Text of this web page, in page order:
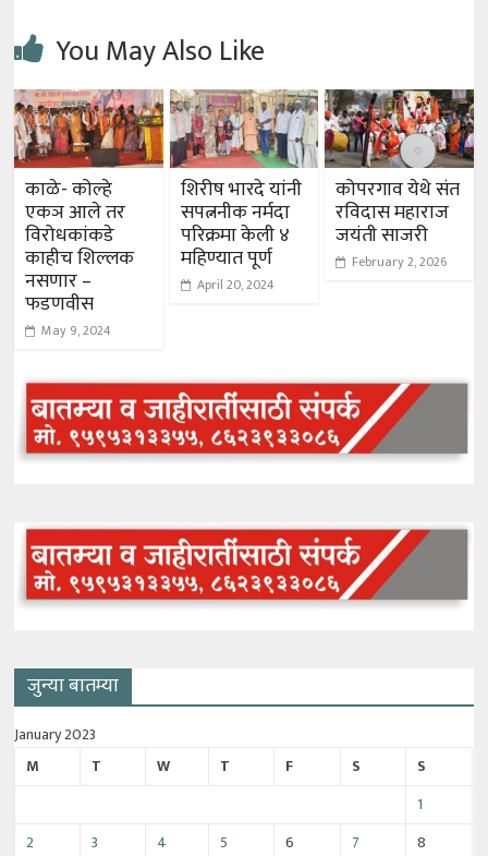
You May Also Like
काळे- कोल्हे
एकञ आले तर
विरोधकांकडे
काहीच शिल्लक
नसणार –
फडणवीस
May 9, 2024
शिरीष भारदे यांनी
सपत्ननीक नर्मदा
परिक्रमा केली ४
महिण्यात पूर्ण
April 20, 2024
कोपरगाव येथे संत
रविदास महाराज
जयंती साजरी
February 2, 2026
जुन्या बातम्या
January 2023
M
T W T F S
S
1
2
3 4 5 6 7 8